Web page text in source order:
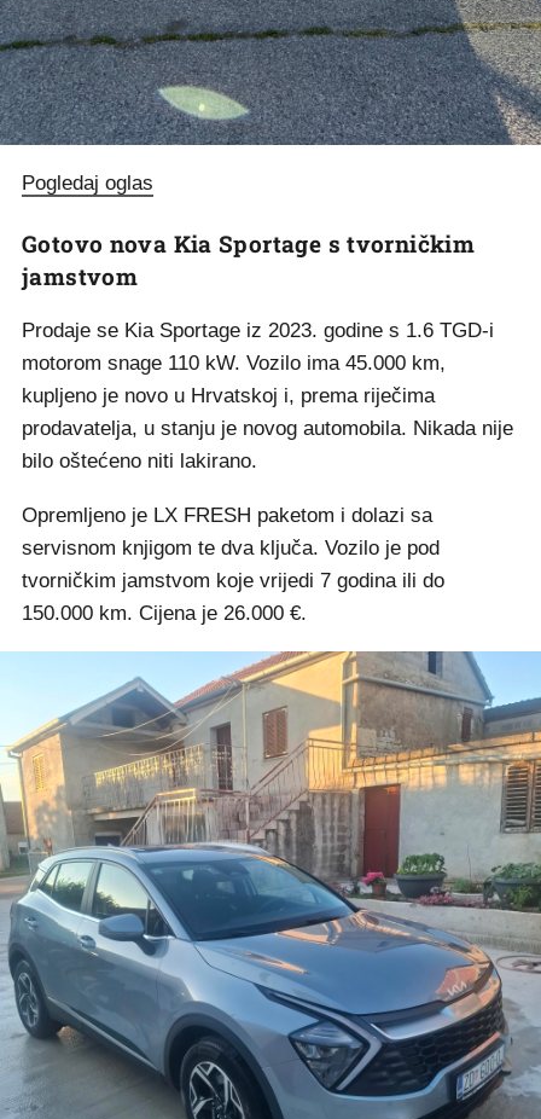
Pogledaj oglas
Gotovo nova Kia Sportage s tvorničkim
jamstvom
Prodaje se Kia Sportage iz 2023. godine s 1.6 TGD-i
motorom snage 110 kW. Vozilo ima 45.000 km,
kupljeno je novo u Hrvatskoj i, prema riječima
prodavatelja, u stanju je novog automobila. Nikada nije
bilo oštećeno niti lakirano.
Opremljeno je LX FRESH paketom i dolazi sa
servisnom knjigom te dva ključa. Vozilo je pod
tvorničkim jamstvom koje vrijedi 7 godina ili do
150.000 km. Cijena je 26.000 €.